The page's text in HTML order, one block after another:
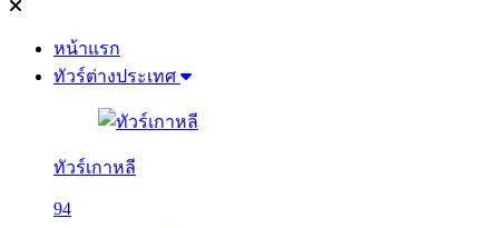
หน้าแรก
ทัวร์ต่างประเทศ
ทัวร์เกาหลี
94